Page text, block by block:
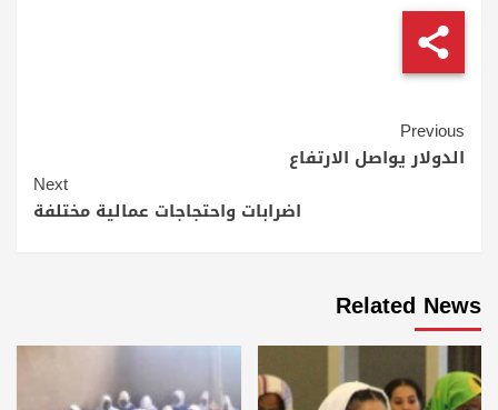
Continue
Reading
Previous
الدولار يواصل الارتفاع
Next
اضرابات واحتجاجات عمالية مختلفة
Related News